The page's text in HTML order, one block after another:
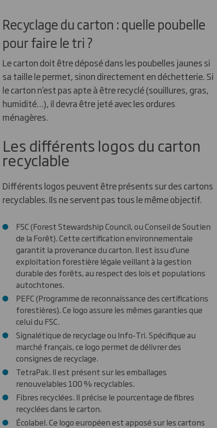
Recyclage du carton : quelle poubelle
pour faire le tri ?
Le carton doit être déposé dans les poubelles jaunes si
sa taille le permet, sinon directement en déchetterie. Si
le carton n’est pas apte à être recyclé (souillures, gras,
humidité…), il devra être jeté avec les ordures
ménagères.
Les différents logos du carton
recyclable
Différents logos peuvent être présents sur des cartons
recyclables. Ils ne servent pas tous le même objectif.
FSC (Forest Stewardship Council, ou Conseil de Soutien
de la Forêt). Cette certification environnementale
garantit la provenance du carton. Il est issu d’une
exploitation forestière légale veillant à la gestion
durable des forêts, au respect des lois et populations
autochtones.
PEFC (Programme de reconnaissance des certifications
forestières). Ce logo assure les mêmes garanties que
celui du FSC.
Signalétique de recyclage ou Info-Tri. Spécifique au
marché français, ce logo permet de délivrer des
consignes de recyclage.
TetraPak. Il est présent sur les emballages
renouvelables 100 % recyclables.
Fibres recyclées. Il précise le pourcentage de fibres
recyclées dans le carton.
Écolabel. Ce logo européen est apposé sur les cartons